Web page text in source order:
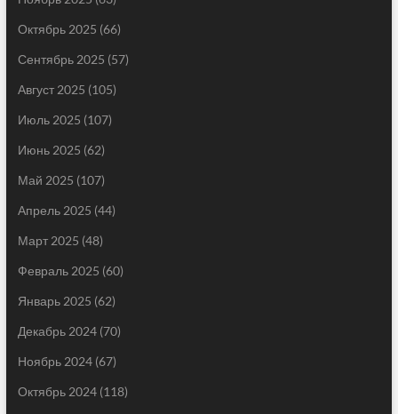
Октябрь 2025 (66)
Сентябрь 2025 (57)
Август 2025 (105)
Июль 2025 (107)
Июнь 2025 (62)
Май 2025 (107)
Апрель 2025 (44)
Март 2025 (48)
Февраль 2025 (60)
Январь 2025 (62)
Декабрь 2024(70)
Ноябрь 2024(67)
Октябрь 2024(118)